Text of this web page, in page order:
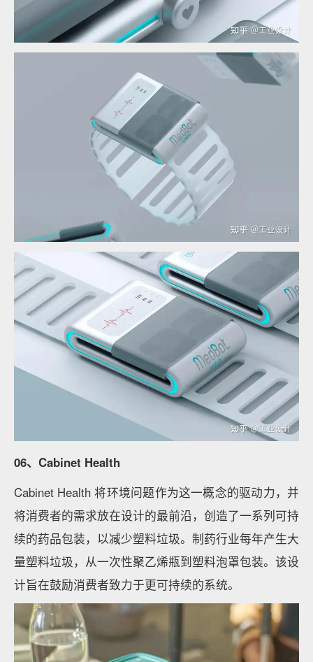
06、Cabinet Health
Cabinet Health 将环境问题作为这一概念的驱动力，并
将消费者的需求放在设计的最前沿，创造了一系列可持
续的药品包装，以减少塑料垃圾。制药行业每年产生大
量塑料垃圾，从一次性聚乙烯瓶到塑料泡罩包装。该设
计旨在鼓励消费者致力于更可持续的系统。